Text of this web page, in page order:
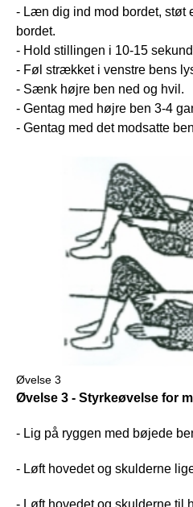
- Læn dig ind mod bordet, støt
bordet.
- Hold stillingen i 10-15
- Føl strækket i venstre bens
- Sænk højre ben ned og hvil.
- Gentag med højre ben 3-4
- Gentag med det modsatte
Øvelse 3
Øvelse 3 - Styrkeøvelse for
- Lig på ryggen med bøjede
- Løft hovedet og skulderne